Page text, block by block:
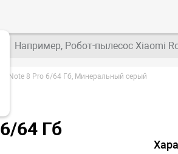
Например, Робот-пылесос Xiaomi
Note 8 Pro 6/64 Гб, Минеральный серый
64 Гб